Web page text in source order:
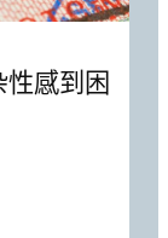
感到困